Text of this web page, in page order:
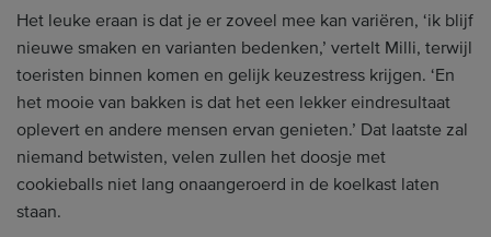
Het leuke eraan is dat je er zoveel mee kan variëren, ‘ik blijf
nieuwe smaken en varianten bedenken,’ vertelt Milli, terwijl
toeristen binnen komen en gelijk keuzestress krijgen. ‘En
het mooie van bakken is dat het een lekker eindresultaat
oplevert en andere mensen ervan genieten.’ Dat laatste zal
niemand betwisten, velen zullen het doosje met
cookieballs niet lang onaangeroerd in de koelkast laten
staan.